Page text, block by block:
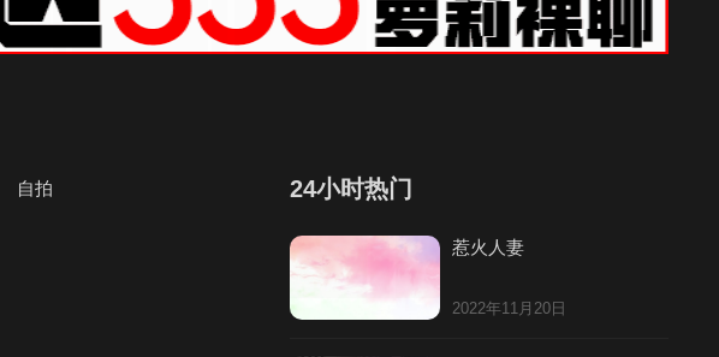
自拍 24小时热门
惹火人妻
2022年11月20日